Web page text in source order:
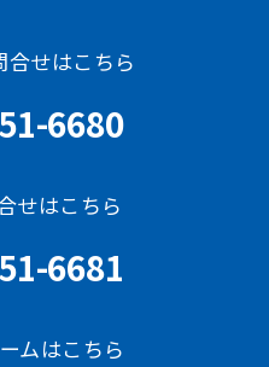
合せはこちら
6680
せはこちら
6681
ムはこちら